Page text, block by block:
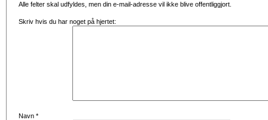
Alle felter skal udfyldes, men din e-mail-adresse vil ikke blive offentliggjort.
Skriv hvis du har noget på hjertet:
Navn *